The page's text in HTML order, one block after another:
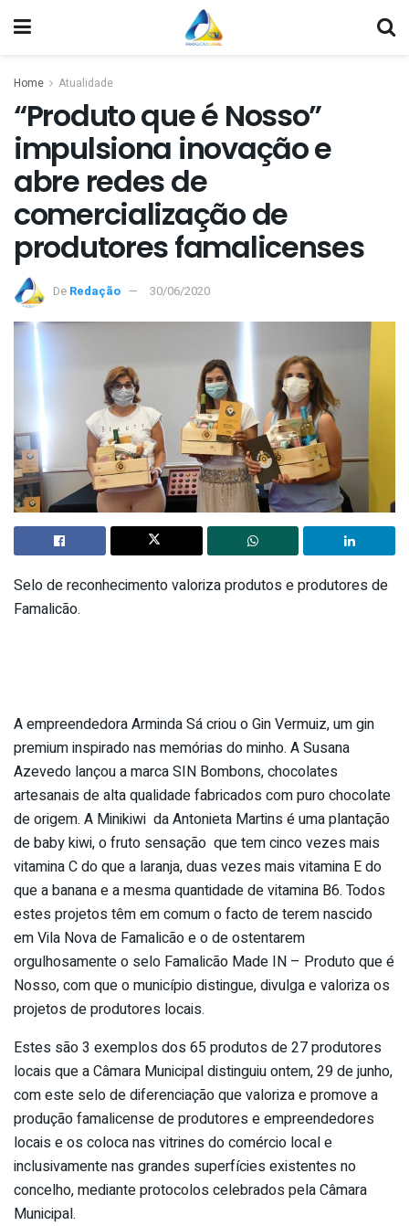
Home Atualidade
“Produto que é Nosso”
impulsiona inovação e
abre redes de
comercialização de
produtores famalicenses
De Redação 30/06/2020
Selo de reconhecimento valoriza produtos e produtores de
Famalicão.
A empreendedora Arminda Sá criou o Gin Vermuiz, um gin
premium inspirado nas memórias do minho. A Susana
Azevedo lançou a marca SIN Bombons, chocolates
artesanais de alta qualidade fabricados com puro chocolate
de origem. A Minikiwi da Antonieta Martins é uma plantação
de baby kiwi, o fruto sensação que tem cinco vezes mais
vitamina C do que a laranja, duas vezes mais vitamina E do
que a banana e a mesma quantidade de vitamina B6. Todos
estes projetos têm em comum o facto de terem nascido
em Vila Nova de Famalicão e o de ostentarem
orgulhosamente o selo Famalicão Made IN – Produto que é
Nosso, com que o município distingue, divulga e valoriza os
projetos de produtores locais.
Estes são 3 exemplos dos 65 produtos de 27 produtores
locais que a Câmara Municipal distinguiu ontem, 29 de junho,
com este selo de diferenciação que valoriza e promove a
produção famalicense de produtores e empreendedores
locais e os coloca nas vitrines do comércio local e
inclusivamente nas grandes superfícies existentes no
concelho, mediante protocolos celebrados pela Câmara
Municipal.